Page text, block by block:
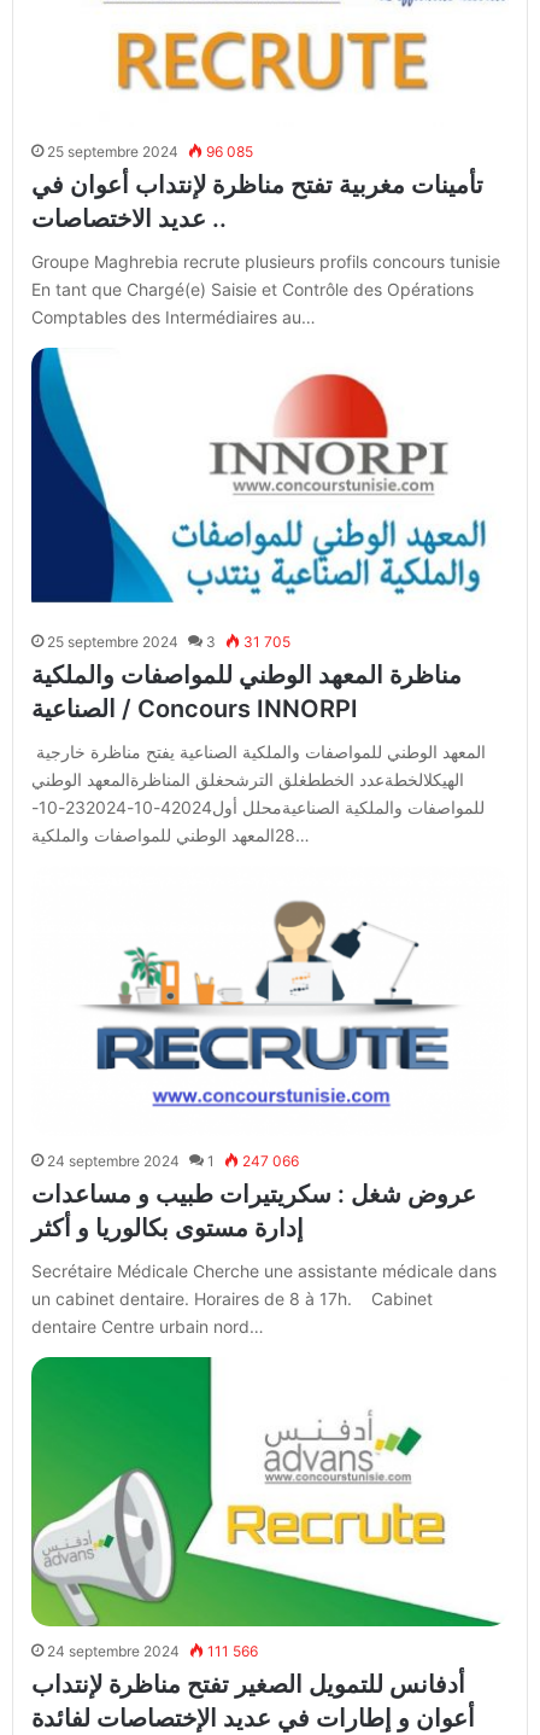
25 septembre 2024 96 085
تأمينات مغربية تفتح مناظرة لإنتداب أعوان في
عديد الاختصاصات ..
Groupe Maghrebia recrute plusieurs profils concours tunisie
En tant que Chargé(e) Saisie et Contrôle des Opérations
Comptables des Intermédiaires au…
25 septembre 2024 3 31 705
مناظرة المعهد الوطني للمواصفات والملكية
الصناعية / Concours INNORPI
المعهد الوطني للمواصفات والملكية الصناعية يفتح مناظرة خارجية
الهيكلالخطةعدد الخططغلق الترشحغلق المناظرةالمعهد الوطني
للمواصفات والملكية الصناعيةمحلل أول42024-10-232024-10-
28المعهد الوطني للمواصفات والملكية…
24 septembre 2024 1 247 066
عروض شغل : سكريتيرات طبيب و مساعدات
إدارة مستوى بكالوريا و أكثر
Secrétaire Médicale Cherche une assistante médicale dans
un cabinet dentaire. Horaires de 8 à 17h. Cabinet
dentaire Centre urbain nord…
24 septembre 2024 111 566
أدفانس للتمويل الصغير تفتح مناظرة لإنتداب
أعوان و إطارات في عديد الإختصاصات لفائدة